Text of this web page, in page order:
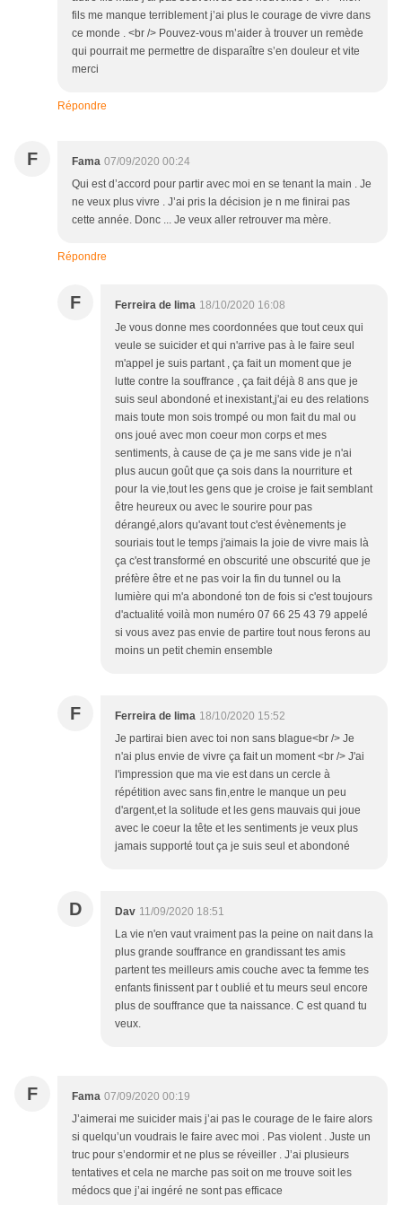
fils me manque terriblement j’ai plus le courage de vivre dans
ce monde . <br /> Pouvez-vous m’aider à trouver un remède
qui pourrait me permettre de disparaître s’en douleur et vite
merci
Répondre
F Fama 07/09/2020 00:24
Qui est d’accord pour partir avec moi en se tenant la main . Je
ne veux plus vivre . J’ai pris la décision je n me finirai pas
cette année. Donc ... Je veux aller retrouver ma mère.
Répondre
F Ferreira de lima 18/10/2020 16:08
Je vous donne mes coordonnées que tout ceux qui
veule se suicider et qui n'arrive pas à le faire seul
m'appel je suis partant , ça fait un moment que je
lutte contre la souffrance , ça fait déjà 8 ans que je
suis seul abondoné et inexistant,j'ai eu des relations
mais toute mon sois trompé ou mon fait du mal ou
ons joué avec mon coeur mon corps et mes
sentiments, à cause de ça je me sans vide je n'ai
plus aucun goût que ça sois dans la nourriture et
pour la vie,tout les gens que je croise je fait semblant
être heureux ou avec le sourire pour pas
dérangé,alors qu'avant tout c'est évènements je
souriais tout le temps j'aimais la joie de vivre mais là
ça c'est transformé en obscurité une obscurité que je
préfère être et ne pas voir la fin du tunnel ou la
lumière qui m'a abondoné ton de fois si c'est toujours
d'actualité voilà mon numéro 07 66 25 43 79 appelé
si vous avez pas envie de partire tout nous ferons au
moins un petit chemin ensemble
F Ferreira de lima 18/10/2020 15:52
Je partirai bien avec toi non sans blague<br /> Je
n'ai plus envie de vivre ça fait un moment <br /> J'ai
l'impression que ma vie est dans un cercle à
répétition avec sans fin,entre le manque un peu
d'argent,et la solitude et les gens mauvais qui joue
avec le coeur la tête et les sentiments je veux plus
jamais supporté tout ça je suis seul et abondoné
D Dav 11/09/2020 18:51
La vie n'en vaut vraiment pas la peine on nait dans la
plus grande souffrance en grandissant tes amis
partent tes meilleurs amis couche avec ta femme tes
enfants finissent par t oublié et tu meurs seul encore
plus de souffrance que ta naissance. C est quand tu
veux.
F Fama 07/09/2020 00:19
J’aimerai me suicider mais j’ai pas le courage de le faire alors
si quelqu’un voudrais le faire avec moi . Pas violent . Juste un
truc pour s’endormir et ne plus se réveiller . J’ai plusieurs
tentatives et cela ne marche pas soit on me trouve soit les
médocs que j’ai ingéré ne sont pas efficace